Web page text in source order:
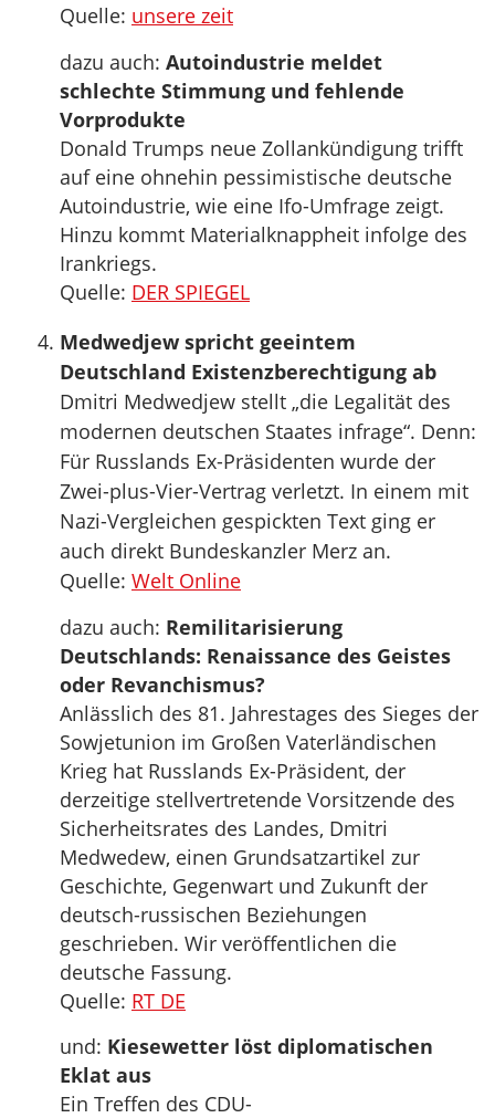
Quelle: unsere zeit
dazu auch: Autoindustrie meldet
schlechte Stimmung und fehlende
Vorprodukte
Donald Trumps neue Zollankündigung trifft
auf eine ohnehin pessimistische deutsche
Autoindustrie, wie eine Ifo-Umfrage zeigt.
Hinzu kommt Materialknappheit infolge des
Irankriegs.
Quelle: DER SPIEGEL
Medwedjew spricht geeintem
Deutschland Existenzberechtigung ab
Dmitri Medwedjew stellt „die Legalität des
modernen deutschen Staates infrage“. Denn:
Für Russlands Ex-Präsidenten wurde der
Zwei-plus-Vier-Vertrag verletzt. In einem mit
Nazi-Vergleichen gespickten Text ging er
auch direkt Bundeskanzler Merz an.
Quelle: Welt Online
dazu auch: Remilitarisierung
Deutschlands: Renaissance des Geistes
oder Revanchismus?
Anlässlich des 81. Jahrestages des Sieges der
Sowjetunion im Großen Vaterländischen
Krieg hat Russlands Ex-Präsident, der
derzeitige stellvertretende Vorsitzende des
Sicherheitsrates des Landes, Dmitri
Medwedew, einen Grundsatzartikel zur
Geschichte, Gegenwart und Zukunft der
deutsch-russischen Beziehungen
geschrieben. Wir veröffentlichen die
deutsche Fassung.
Quelle: RT DE
und: Kiesewetter löst diplomatischen
Eklat aus
Ein Treffen des CDU-